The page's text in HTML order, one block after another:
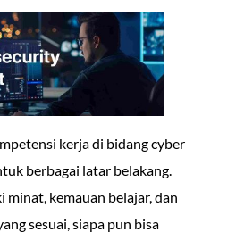
kerja di bidang cyber
berbagai latar belakang.
minat, kemauan belajar, dan
sesuai, siapa pun bisa